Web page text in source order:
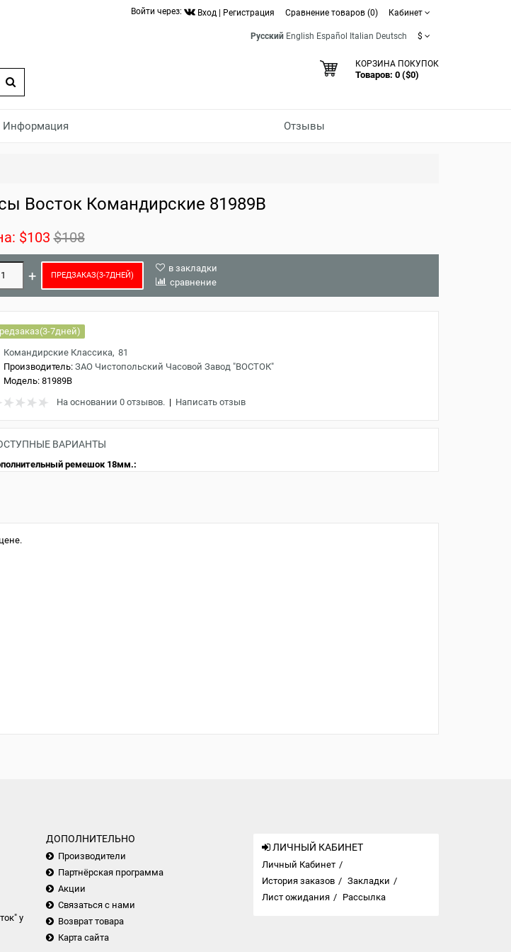
Войти через: Вход Регистрация Сравнение товаров (0) Кабинет
Русский English Español Italian Deutsch $
КОРЗИНА ПОКУПОК
Товаров: 0 ($0)
Информация Отзывы
Восток Командирские 81989B
$103 $108
ПРЕДЗАКАЗ(3-7ДНЕЙ)
в закладки
сравнение
7дней)
Командирские Классика 81
Производитель: ЗАО Чистопольский Часовой Завод "ВОСТОК"
Модель:81989B
На основании 0 отзывов.| Написать отзыв
ВАРИАНТЫ
ремешок 18мм.:
у
ДОПОЛНИТЕЛЬНО
Производители
Партнёрская программа
Акции
Связаться с нами
Возврат товара
Карта сайта
ЛИЧНЫЙ КАБИНЕТ
Личный Кабинет
История заказов
Закладки
Лист ожидания
Рассылка